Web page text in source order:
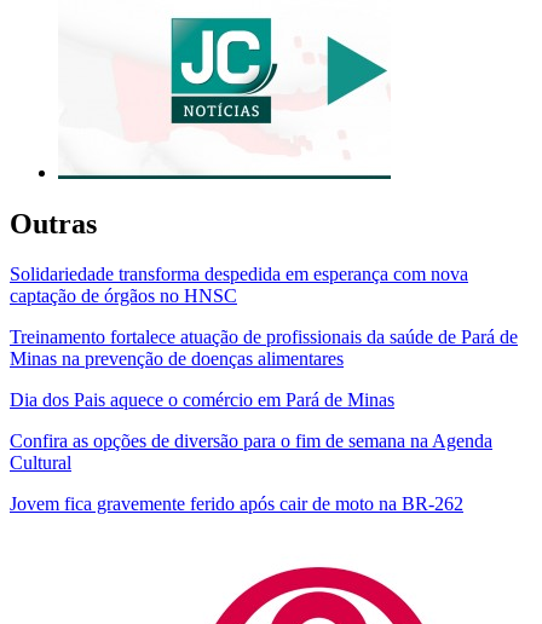
Outras
Solidariedade transforma despedida em esperança com nova
captação de órgãos no HNSC
Treinamento fortalece atuação de profissionais da saúde de Pará de
Minas na prevenção de doenças alimentares
Dia dos Pais aquece o comércio em Pará de Minas
Confira as opções de diversão para o fim de semana na Agenda
Cultural
Jovem fica gravemente ferido após cair de moto na BR-262